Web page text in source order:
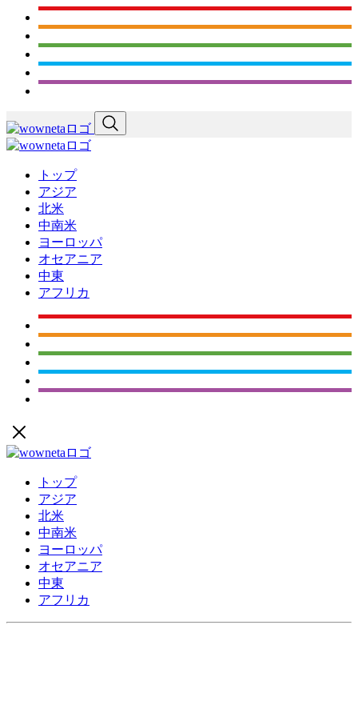
トップ
アジア
北米
中南米
ヨーロッパ
オセアニア
中東
アフリカ
トップ
アジア
北米
中南米
ヨーロッパ
オセアニア
中東
アフリカ